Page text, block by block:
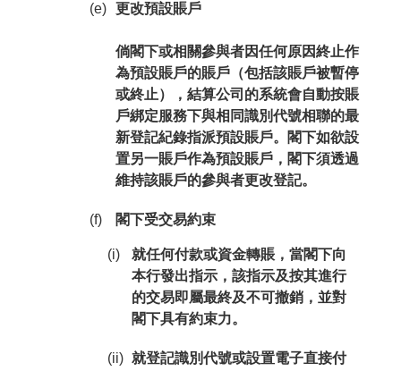
(e) 更改預設賬戶
倘閣下或相關參與者因任何原因終止作
為預設賬戶的賬戶（包括該賬戶被暫停
或終止），結算公司的系統會自動按賬
戶綁定服務下與相同識別代號相聯的最
新登記紀錄指派預設賬戶。閣下如欲設
置另一賬戶作為預設賬戶，閣下須透過
維持該賬戶的參與者更改登記。
(f) 閣下受交易約束
(i)
就任何付款或資金轉賬，當閣下向
本行發出指示，該指示及按其進行
的交易即屬最終及不可撤銷，並對
閣下具有約束力。
(ii) 就登記識別代號或設置電子直接付